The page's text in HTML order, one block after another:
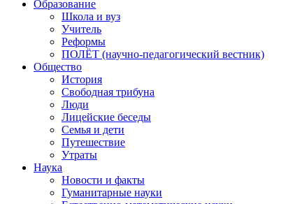
Образование
Школа и вуз
Учитель
Реформы
ПОЛЁТ (научно-педагогический вестник)
Общество
История
Свободная трибуна
Люди
Лицейские беседы
Семья и дети
Путешествие
Утраты
Наука
Новости и факты
Гуманитарные науки